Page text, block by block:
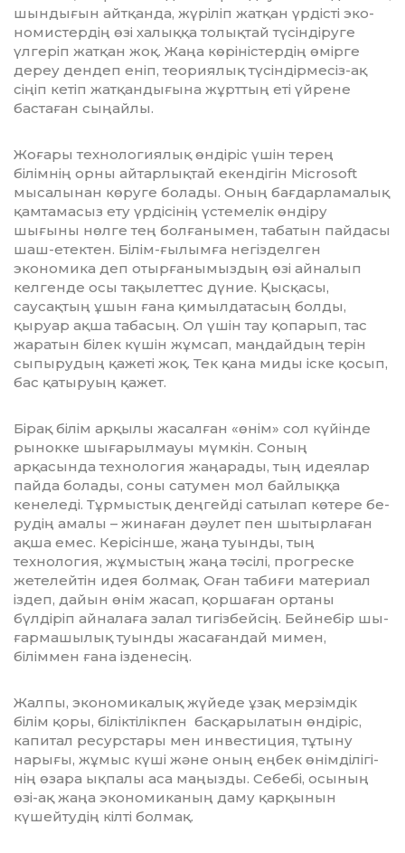
шындығын айтқанда, жүріліп жатқан үрдісті эко­
номистердің өзі халыққа толықтай түсіндіруге
үлгеріп жатқан жоқ. Жаңа көріністердің өмірге
дереу дендеп еніп, теориялық түсіндірмесіз-ақ
сіңіп кетіп жатқандығына жұрттың еті үйрене
баста­ған сыңайлы.
Жоғары технологиялық өндіріс үшін терең
білімнің орны айтарлықтай екенді­гін Microsoft
мысалынан көруге болады. Оның бағдарламалық
қамтамасыз ету үрдісінің үстемелік өндіру
шығыны нөлге тең болғанымен, табатын пайдасы
шаш-етектен. Білім-ғылымға негізделген
экономика деп отырғанымыздың өзі айналып
келгенде осы тақылеттес дүние. Қыс­қасы,
саусақтың ұшын ғана қи­мыл­датасың болды,
қыруар ақша табасың. Ол үшін тау қопарып, тас
жаратын білек күшін жұмсап, маңдайдың терін
сыпыру­дың қажеті жоқ. Тек қана миды іске қосып,
бас қатыруың қажет.
Бірақ білім арқылы жасалған «өнім» сол күйінде
рынокке шығарылмауы мүм­кін. Соның
арқасында технология жа­ңарады, тың идеялар
пайда болады, соны сатумен мол байлыққа
кенеледі. Тұр­­мыстық деңгейді сатылап көтере бе­
ру­­дің амалы – жинаған дәулет пен шы­тыр­лаған
ақша емес. Керісінше, жаңа туын­ды, тың
технология, жұмыстың жа­ңа тәсілі, прогреске
жетелейтін идея болмақ. Оған табиғи материал
іздеп, дайын өнім жасап, қоршаған ортаны
бүлдіріп айналаға залал тигізбейсің. Бейнебір шы­
ғармашылық туынды жасағандай мимен,
біліммен ғана ізденесің.
Жалпы, экономикалық жүйеде ұзақ мерзімдік
білім қоры, біліктілікпен басқа­рылатын өндіріс,
капитал ресурстары мен инвестиция, тұтыну
нарығы, жұмыс күші және оның еңбек өнімділігі­
нің өзара ықпалы аса маңызды. Себебі, осының
өзі-ақ жаңа экономиканың даму қарқынын
күшейтудің кілті болмақ.